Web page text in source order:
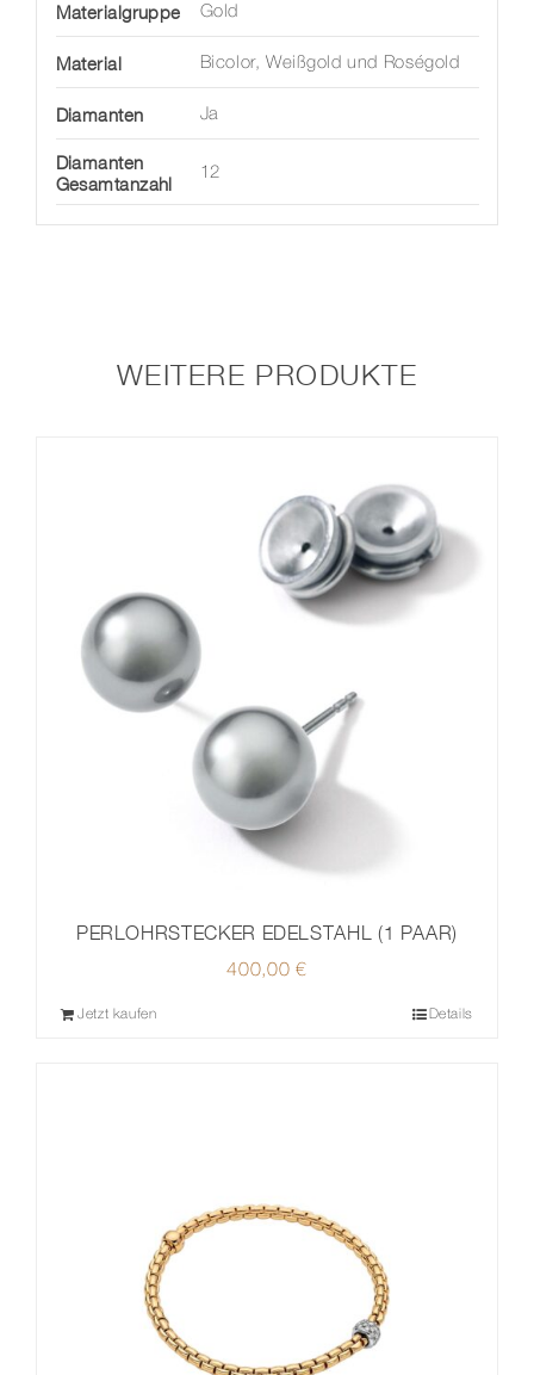
Materialgruppe Gold
Material Bicolor, Weißgold und Roségold
Diamanten Ja
Diamanten
Gesamtanzahl
12
WEITERE PRODUKTE
PERLOHRSTECKER EDELSTAHL (1 PAAR)
400,00 €
Jetzt kaufen Details